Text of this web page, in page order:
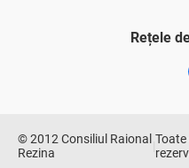
Rețele
© 2012 Consiliul Raional
Rezina